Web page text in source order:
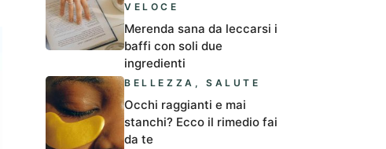
VELOCE
Merenda sana da leccarsi i
baffi con soli due
ingredienti
BELLEZZA ,SALUTE
Occhi raggianti e mai
stanchi? Ecco il rimedio fai
da te